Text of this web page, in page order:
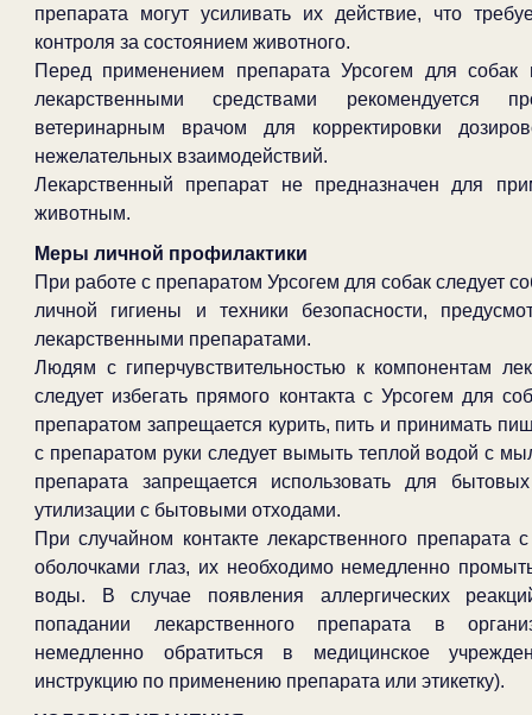
препарата могут усиливать их действие, что
контроля за состоянием животного.
Перед применением препарата Урсогем для собак
лекарственными средствами рекомендуется
ветеринарным врачом для корректировки
нежелательных взаимодействий.
Лекарственный препарат не предназначен для
животным.
Меры личной профилактики
При работе с препаратом Урсогем для собак следует
личной гигиены и техники безопасности,
лекарственными препаратами.
Людям с гиперчувствительностью к компонентам
следует избегать прямого контакта с Урсогем для
препаратом запрещается курить, пить и принимать
с препаратом руки следует вымыть теплой водой с
препарата запрещается использовать для
утилизации с бытовыми отходами.
При случайном контакте лекарственного препарата
оболочками глаз, их необходимо немедленно
воды. В случае появления аллергических
попадании лекарственного препарата в
немедленно обратиться в медицинское
инструкцию по применению препарата или этикетку).